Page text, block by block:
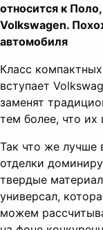
относится к
Volkswagen.
автомобиля
Класс
вступает
заменят
тем более, что
Так что же лучше
отделки
твердые
универсал,
можем